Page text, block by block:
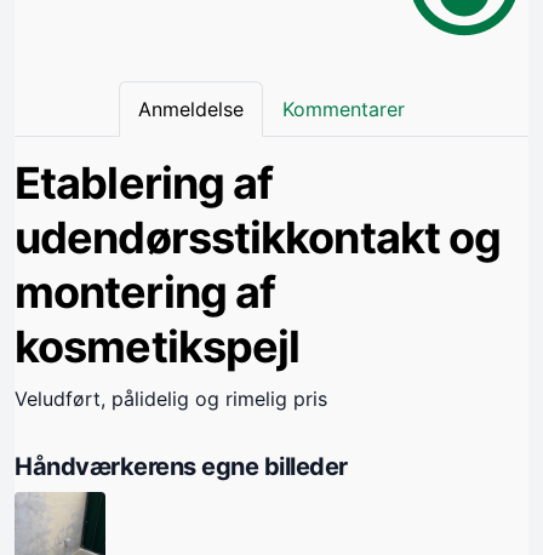
Anmeldelse Kommentarer
Etablering af
udendørsstikkontakt og
montering af
kosmetikspejl
Veludført, pålidelig og rimelig pris
Håndværkerens egne billeder